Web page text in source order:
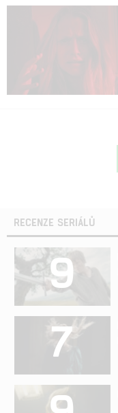
RECENZE SERIÁLŮ
9
7